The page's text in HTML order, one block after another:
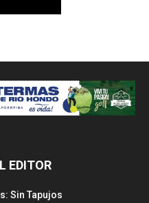
EDITOR
Sin Tapujos